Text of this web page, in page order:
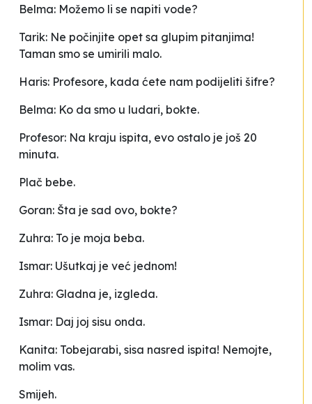
Belma: Možemo li se napiti vode?
Tarik: Ne počinjite opet sa glupim pitanjima!
Taman smo se umirili malo.
Haris: Profesore, kada ćete nam podijeliti šifre?
Belma: Ko da smo u ludari, bokte.
Profesor: Na kraju ispita, evo ostalo je još 20
minuta.
Plač bebe.
Goran: Šta je sad ovo, bokte?
Zuhra: To je moja beba.
Ismar: Ušutkaj je već jednom!
Zuhra: Gladna je, izgleda.
Ismar: Daj joj sisu onda.
Kanita: Tobejarabi, sisa nasred ispita! Nemojte,
molim vas.
Smijeh.